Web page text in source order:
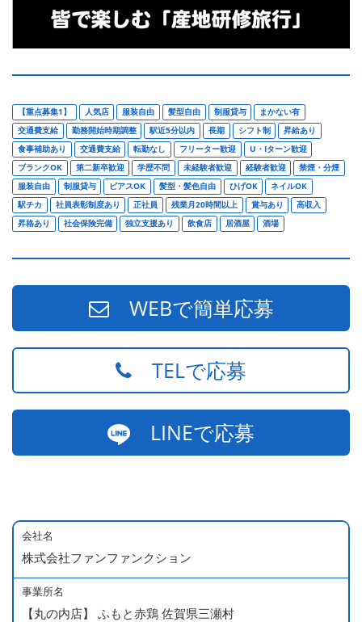
【重点募集1】 人気店 服装自由 髪型自由 制服貸与
まかない有
交通費支給
勤務開始時期調整 駅近5分以内 長期 シフト制
昇給あり
食事補助あり
交通費支給 転勤なし フリーター歓迎
U・Iターン歓迎
ブランクOK
第二新卒歓迎 学歴不問 未経験者歓迎 経験者歓迎
禁煙・分煙
服装自由
制服貸与 ピアスOK 髪型・髪色自由 ひげOK
ネイルOK
駅チカ
社員表彰制度あり 正社員 残業月20時間以上 賞与あり
高収入
昇格あり
社会保険完備 独立支援あり 飲食店 居酒屋 酒場
WEBで簡単応募
TELで応募
LINEで応募
会社名
株式会社ファンファンクション
事業所名
【丸の内店】 ふもと赤鶏 佐賀県三瀬村